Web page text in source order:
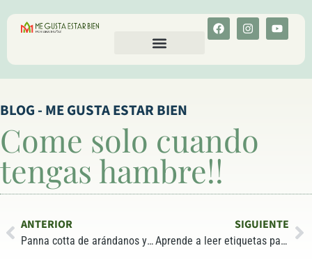
BLOG - ME GUSTA ESTAR BIEN
Come solo cuando
tengas hambre!!
ANTERIOR
Panna cotta de arándanos y coco con semillas de amapola
SIGUIENTE
Aprende a leer etiquetas para saber comprar